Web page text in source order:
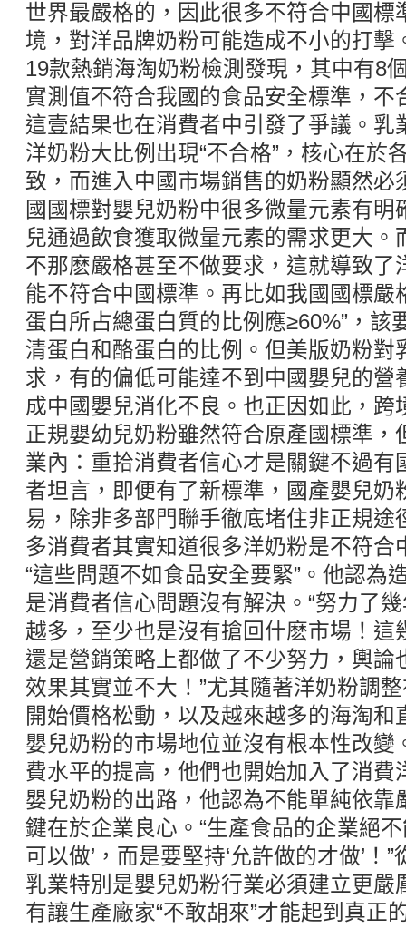
世界最嚴格的，因此很多不符合中國標
境，對洋品牌奶粉可能造成不小的打擊
19款熱銷海淘奶粉檢測發現，其中有8
實測值不符合我國的食品安全標準，不
這壹結果也在消費者中引發了爭議。乳
洋奶粉大比例出現“不合格”，核心在於
致，而進入中國市場銷售的奶粉顯然必
國國標對嬰兒奶粉中很多微量元素有明
兒通過飲食獲取微量元素的需求更大。
不那麽嚴格甚至不做要求，這就導致了
能不符合中國標準。再比如我國國標嚴
蛋白所占總蛋白質的比例應≥60%”，該
清蛋白和酪蛋白的比例。但美版奶粉對
求，有的偏低可能達不到中國嬰兒的營
成中國嬰兒消化不良。也正因如此，跨
正規嬰幼兒奶粉雖然符合原產國標準，
業內：重拾消費者信心才是關鍵不過有
者坦言，即便有了新標準，國產嬰兒奶
易，除非多部門聯手徹底堵住非正規途
多消費者其實知道很多洋奶粉是不符合
“這些問題不如食品安全要緊”。他認為
是消費者信心問題沒有解決。“努力了
越多，至少也是沒有搶回什麽市場！這
還是營銷策略上都做了不少努力，輿論
效果其實並不大！”尤其隨著洋奶粉調
開始價格松動，以及越來越多的海淘和
嬰兒奶粉的市場地位並沒有根本性改變
費水平的提高，他們也開始加入了消費
嬰兒奶粉的出路，他認為不能單純依靠
鍵在於企業良心。“生產食品的企業絕
可以做’，而是要堅持‘允許做的才做’！
乳業特別是嬰兒奶粉行業必須建立更嚴
有讓生產廠家“不敢胡來”才能起到真正